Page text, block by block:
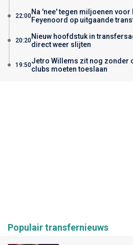
22:00Na 'nee' tegen miljoenen
Feyenoord op uitgaande
20:20Nieuw hoofdstuk in
direct weer slijten
19:50Jetro Willems zit nog zonder
clubs moeten toeslaan
Populair transfernieuws